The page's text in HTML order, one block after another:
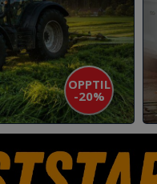
OPPTIL
-20%